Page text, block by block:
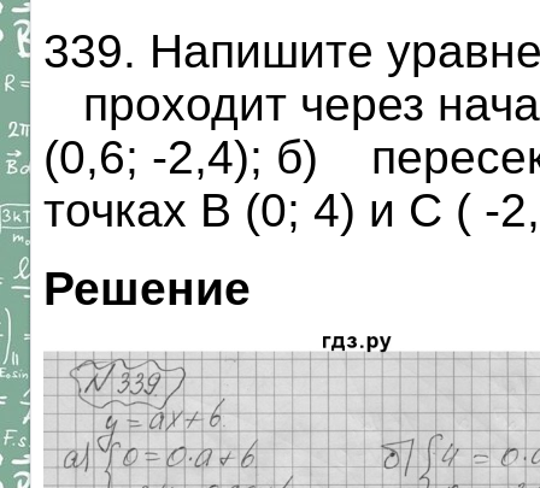
339. Напишите
проходит через
(0,6; -2,4); б)
точках В (0; 4) и С ( -
Решение